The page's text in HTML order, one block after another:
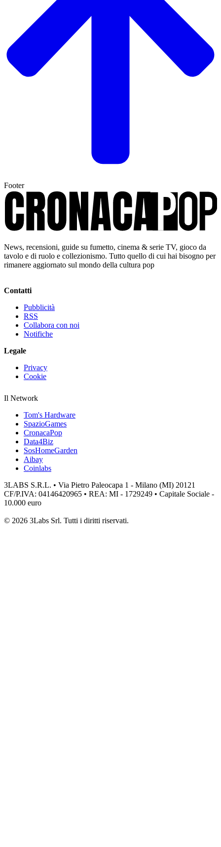
Footer
News, recensioni, guide su fumetto, cinema & serie TV, gioco da
tavolo e di ruolo e collezionismo. Tutto quello di cui hai bisogno per
rimanere aggiornato sul mondo della cultura pop
Contatti
Pubblicità
RSS
Collabora con noi
Notifiche
Legale
Privacy
Cookie
Il Network
Tom's Hardware
SpazioGames
CronacaPop
Data4Biz
SosHomeGarden
Aibay
Coinlabs
3LABS S.R.L. • Via Pietro Paleocapa 1 - Milano (MI) 20121
CF/P.IVA: 04146420965 • REA: MI - 1729249 • Capitale Sociale -
10.000 euro
© 2026 3Labs Srl. Tutti i diritti riservati.